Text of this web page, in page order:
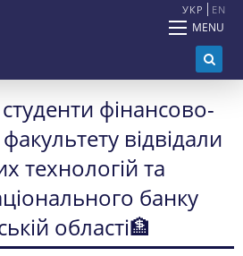
УКР EN
MENU
фінансово-
відвідали
технологій та
банку
області🏦